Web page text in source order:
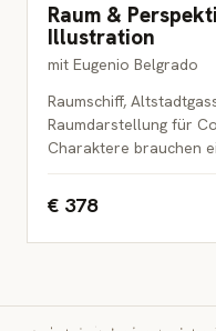
ERWACHSENE
Raum &
Illustration
mit Eugenio Belgrado
Raumschiff,
Raumdarstellung für
Charaktere brauchen
€ 378